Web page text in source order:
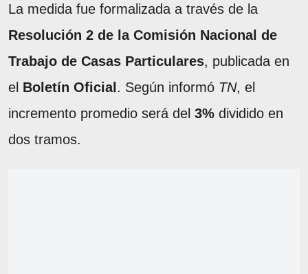
La medida fue formalizada a través de la
Resolución 2 de la Comisión Nacional de
Trabajo de Casas Particulares, publicada en
el Boletín Oficial. Según informó TN, el
incremento promedio será del 3% dividido en
dos tramos.